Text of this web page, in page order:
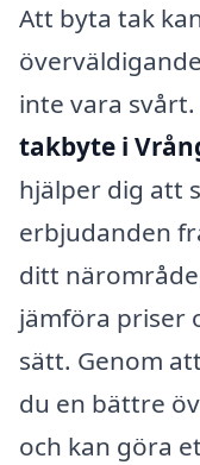
Att byta tak
inte vara
takbyte i
hjälper dig att
erbjudanden
ditt
jämföra priser
sätt. Genom
du en bättre
och kan göra